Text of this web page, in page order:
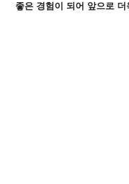
좋은 경험이 되어 앞으로